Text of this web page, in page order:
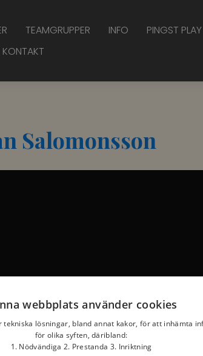
TEAMGRUPPER INFO
PINGST PLAY
KONTAKT
Salomonsson
webbplats använder cookies
tekniska lösningar, bland annat kakor, för att inhämta
för olika syften, däribland:
1. Nödvändiga 2. Prestanda 3. Inriktning